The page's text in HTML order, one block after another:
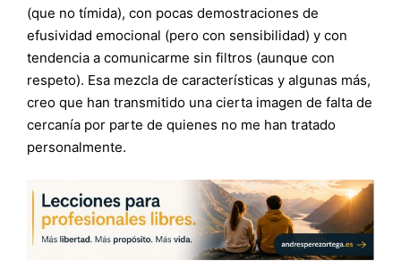
(que no tímida), con pocas demostraciones de
efusividad emocional (pero con sensibilidad) y con
tendencia a comunicarme sin filtros (aunque con
respeto). Esa mezcla de características y algunas más,
creo que han transmitido una cierta imagen de falta de
cercanía por parte de quienes no me han tratado
personalmente.